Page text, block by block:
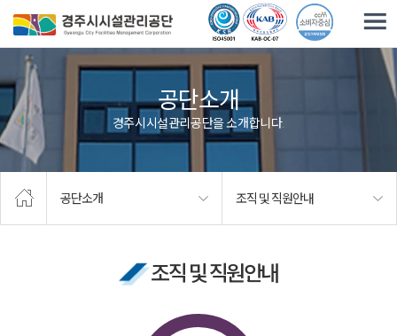
공단소개
경주시시설관리공단을 소개합니다.
공단소개 조직 및 직원안내
조직 및 직원안내